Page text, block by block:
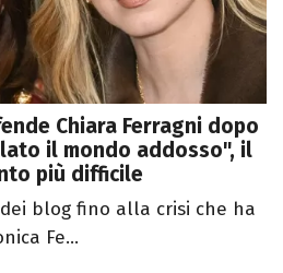
Chiara Ferragni dopo
il mondo addosso", il
più difficile
blog fino alla crisi che ha
Fe...